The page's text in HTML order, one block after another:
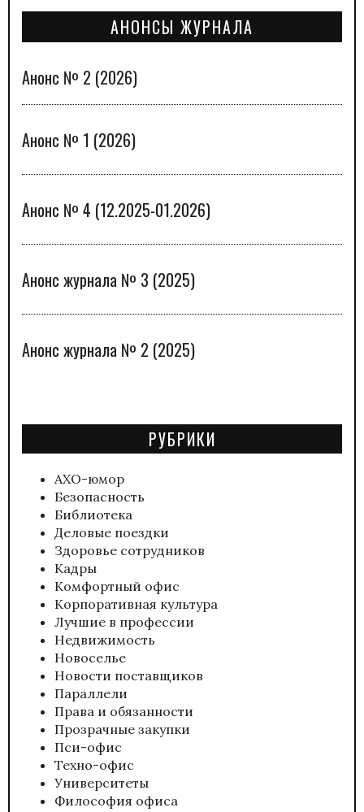
АНОНСЫ ЖУРНАЛА
Анонс № 2 (2026)
Анонс № 1 (2026)
Анонс № 4 (12.2025-01.2026)
Анонс журнала № 3 (2025)
Анонс журнала № 2 (2025)
РУБРИКИ
АХО-юмор
Безопасность
Библиотека
Деловые поездки
Здоровье сотрудников
Кадры
Комфортный офис
Корпоративная культура
Лучшие в профессии
Недвижимость
Новоселье
Новости поставщиков
Параллели
Права и обязанности
Прозрачные закупки
Пси-офис
Техно-офис
Университеты
Философия офиса